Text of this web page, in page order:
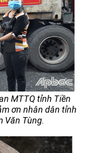
MTTQ tỉnh Tiền
ơn nhân dân tỉnh
Văn Tùng.